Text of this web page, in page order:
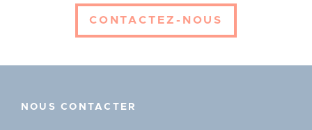
CONTACTEZ-NOUS
NOUS CONTACTER